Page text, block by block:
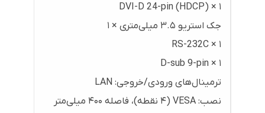
DVI-D 24-pin (HDCP) × ۱
جک استریو ۳.۵ میلی‌متری × ۱
RS-232C × ۱
D-sub 9-pin × ۱
ترمینال‌های ورودی/خروجی: LAN
نصب: VESA (۴ نقطه)، فاصله ۴۰۰ میلی‌متر